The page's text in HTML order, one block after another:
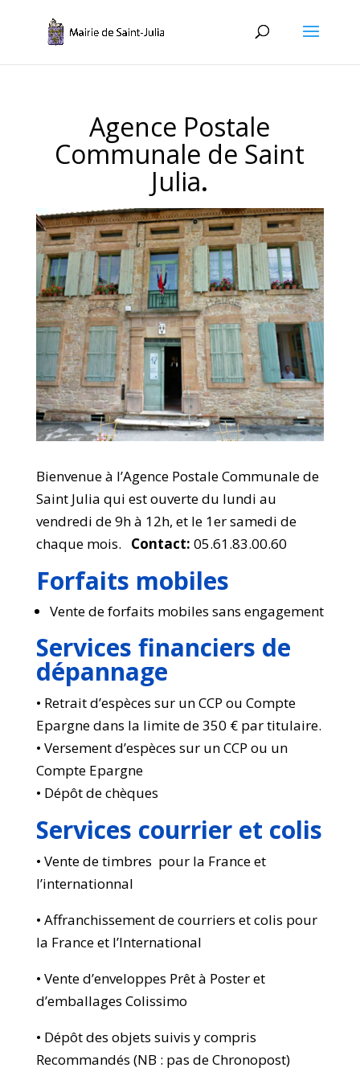
Agence Postale
Communale de Saint
Julia.
Bienvenue à l’Agence Postale Communale de
Saint Julia qui est ouverte du lundi au
vendredi de 9h à 12h, et le 1er samedi de
chaque mois. Contact: 05.61.83.00.60
Forfaits mobiles
Vente de forfaits mobiles sans engagement
Services financiers de
dépannage
• Retrait d’espèces sur un CCP ou Compte
Epargne dans la limite de 350 € par titulaire.
• Versement d’espèces sur un CCP ou un
Compte Epargne
• Dépôt de chèques
Services courrier et colis
• Vente de timbres pour la France et
l’internationnal
• Affranchissement de courriers et colis pour
la France et l’International
• Vente d’enveloppes Prêt à Poster et
d’emballages Colissimo
• Dépôt des objets suivis y compris
Recommandés (NB : pas de Chronopost)